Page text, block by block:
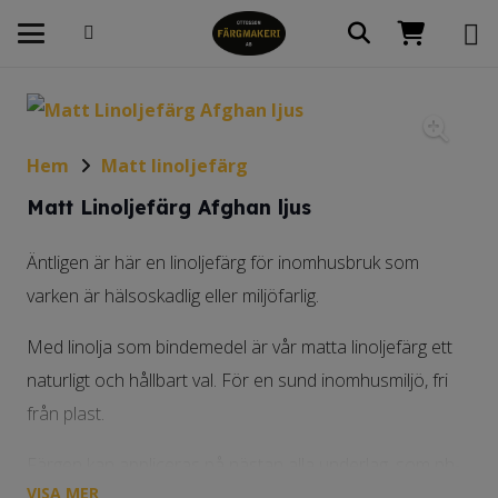
Hem
Matt linoljefärg
Matt Linoljefärg Afghan ljus
Äntligen är här en linoljefärg för inomhusbruk som
varken är hälsoskadlig eller miljöfarlig.
Med linolja som bindemedel är vår matta linoljefärg ett
naturligt och hållbart val. För en sund inomhusmiljö, fri
från plast.
VISA MER